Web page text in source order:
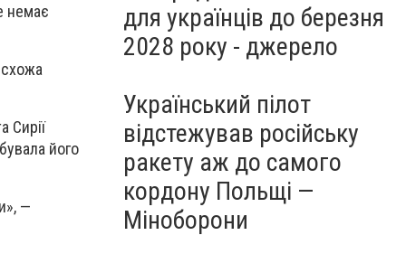
немає
Сирії
його
—
для українців до березня
2028 року - джерело
Український пілот
відстежував російську
ракету аж до самого
кордону Польщі —
Міноборони